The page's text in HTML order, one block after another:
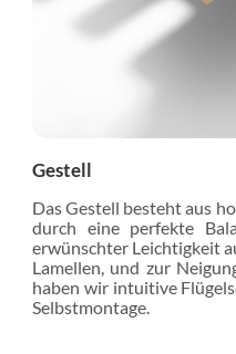
Gestell
Das Gestell besteht aus
durch eine perfekte
erwünschter Leichtigkeit
Lamellen, und zur
haben wir intuitive
Selbstmontage.